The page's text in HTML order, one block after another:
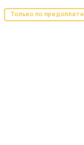
Только по предоплате